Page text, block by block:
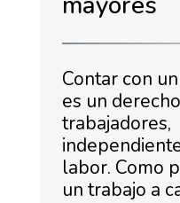
Contar con
es un
trabajadores,
labor. Como
un trabajo a